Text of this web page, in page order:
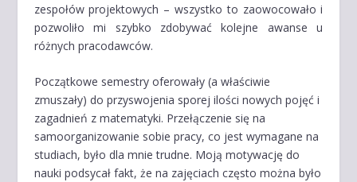
zespołów projektowych – wszystko to zaowocowało i
pozwoliło mi szybko zdobywać kolejne awanse u
różnych pracodawców.
Początkowe semestry oferowały (a właściwie
zmuszały) do przyswojenia sporej ilości nowych pojęć i
zagadnień z matematyki. Przełączenie się na
samoorganizowanie sobie pracy, co jest wymagane na
studiach, było dla mnie trudne. Moją motywację do
nauki podsycał fakt, że na zajęciach często można było